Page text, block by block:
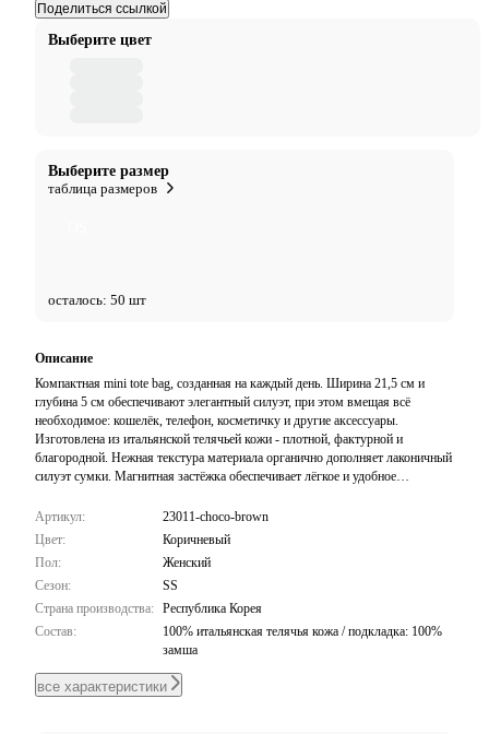
Выберите цвет
Выберите размер
таблица размеров
осталось: 50 шт
Поделиться ссылкой
Описание
Компактная mini tote bag, созданная на каждый день. Ширина 21,5 см и
глубина 5 см обеспечивают элегантный силуэт, при этом вмещая всё
необходимое: кошелёк, телефон, косметичку и другие аксессуары.
Изготовлена из итальянской телячьей кожи - плотной, фактурной и
благородной. Нежная текстура материала органично дополняет лаконичный
силуэт сумки. Магнитная застёжка обеспечивает лёгкое и удобное
тоут или используйте прилагаемый ремень для ношения через плечо.
Минималистичный дизайн легко сочетается с образами от casual до formal -
идеальная сумка на каждый день.
Артикул:
23011-choco-brown
Цвет:
Коричневый
Пол:
Женский
Сезон:
SS
Страна производства: Республика Корея
Состав:
100% итальянская телячья кожа / подкладка: 100%
замша
все характеристики